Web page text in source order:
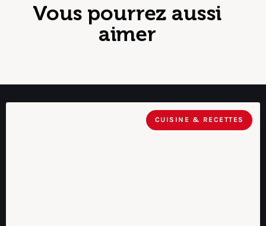
Vous pourrez aussi
aimer
CUISINE & RECETTES